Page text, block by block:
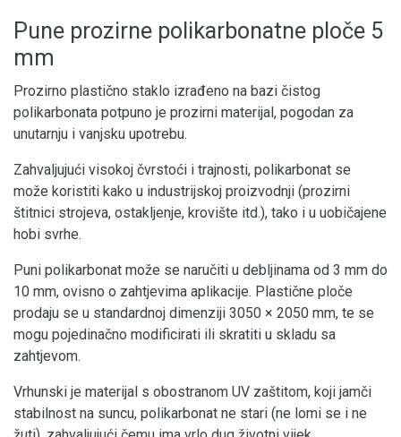
Pune prozirne polikarbonatne ploče 5
mm
Prozirno plastično staklo izrađeno na bazi čistog
polikarbonata potpuno je prozirni materijal, pogodan za
unutarnju i vanjsku upotrebu.
Zahvaljujući visokoj čvrstoći i trajnosti, polikarbonat se
može koristiti kako u industrijskoj proizvodnji (prozirni
štitnici strojeva, ostakljenje, krovište itd.), tako i u uobičajene
hobi svrhe.
Puni polikarbonat može se naručiti u debljinama od 3 mm do
10 mm, ovisno o zahtjevima aplikacije. Plastične ploče
prodaju se u standardnoj dimenziji 3050 × 2050 mm, te se
mogu pojedinačno modificirati ili skratiti u skladu sa
zahtjevom.
Vrhunski je materijal s obostranom UV zaštitom, koji jamči
stabilnost na suncu, polikarbonat ne stari (ne lomi se i ne